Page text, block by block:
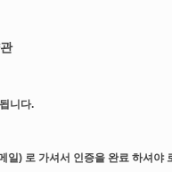
니다.
) 로 가셔서 인증을 완료 하셔야